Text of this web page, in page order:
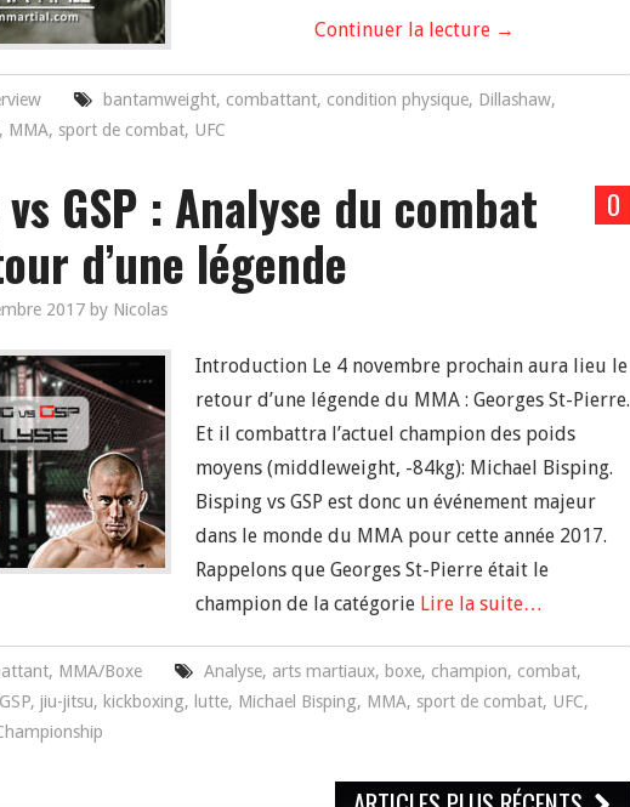
Continuer la lecture →
bantamweight, combattant, condition physique, Dillashaw,
, MMA, sport de combat, UFC
0
GSP : Analyse du combat
d’une légende
2017 by Nicolas
Introduction Le 4 novembre prochain aura lieu le
retour d’une légende du MMA : Georges St-Pierre.
Et il combattra l’actuel champion des poids
moyens (middleweight, -84kg): Michael Bisping.
Bisping vs GSP est donc un événement majeur
dans le monde du MMA pour cette année 2017.
Rappelons que Georges St-Pierre était le
champion de la catégorie Lire la suite…
, MMA/Boxe Analyse, arts martiaux, boxe, champion, combat,
GSP, jiu-jitsu, kickboxing, lutte, Michael Bisping, MMA, sport de combat, UFC,